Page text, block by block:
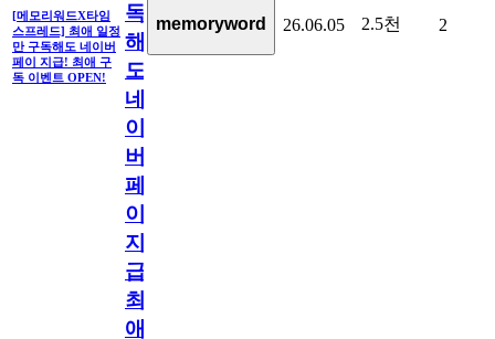
[메모리워드X타임
스프레드] 최애 일정
만 구독해도 네이버
페이 지급! 최애 구
독 이벤트 OPEN!
독
해
도
네
이
버
페
이
지
급!
최
애
memoryword 26.06.05 2.5천 2